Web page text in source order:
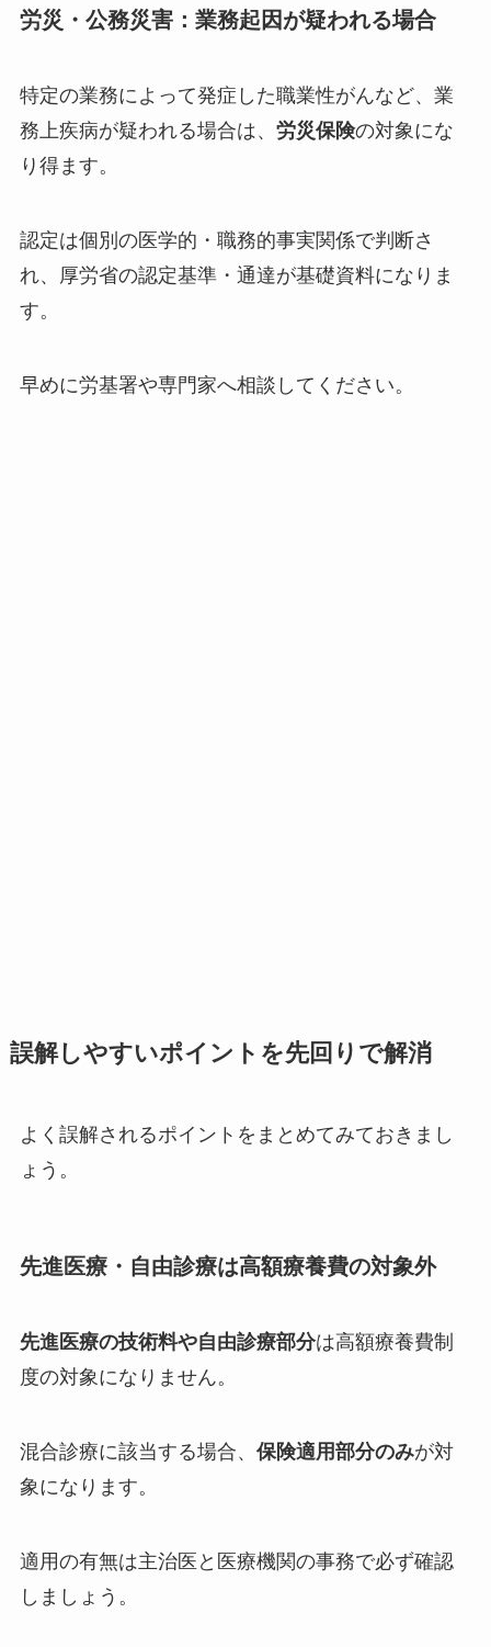
労災・公務災害：業務起因が疑われる場合
特定の業務によって発症した職業性がんなど、業
務上疾病が疑われる場合は、 労災保険の対象にな
り得ます。
認定は個別の医学的・職務的事実関係で判断さ
れ、厚労省の認定基準・通達が基礎資料になりま
す。
早めに労基署や専門家へ相談してください。
誤解しやすいポイントを先回りで解消
よく誤解されるポイントをまとめてみておきまし
ょう。
先進医療・自由診療は高額療養費の対象外
先進医療の技術料や自由診療部分は高額療養費制
度の対象になりません。
混合診療に該当する場合、 保険適用部分のみが対
象になります。
適用の有無は主治医と医療機関の事務で必ず確認
しましょう。